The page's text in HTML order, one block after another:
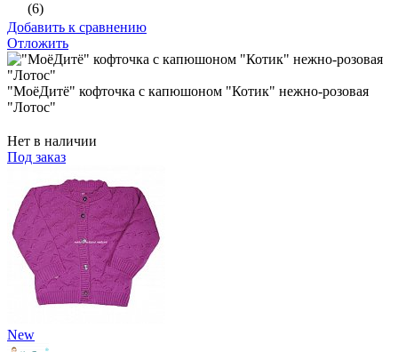
(6)
Добавить к сравнению
Отложить
"МоёДитё" кофточка с капюшоном "Котик" нежно-розовая
"Лотос"
Нет в наличии
Под заказ
New